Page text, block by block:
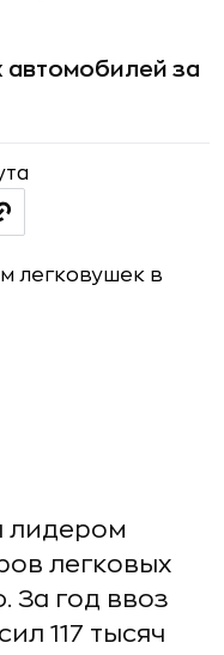
автомобилей за
лидером
легковых
За год ввоз
117 тысяч